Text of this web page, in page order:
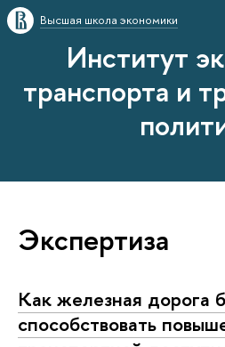
Высшая школа экономики
Институт
транспорта и
Экспертиза
Как железная дорога
способствовать